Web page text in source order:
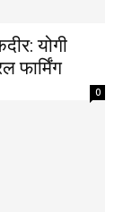
योगी
फार्मिंग
0